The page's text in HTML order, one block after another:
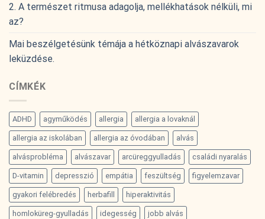
2. A természet ritmusa adagolja, mellékhatások nélküli, mi
az?
Mai beszélgetésünk témája a hétköznapi alvászavarok
leküzdése.
CÍMKÉK
ADHD agyműködés allergia allergia a lovaknál
allergia az iskolában allergia az óvodában alvás
alvásprobléma alvászavar arcüreggyulladás családi nyaralás
D-vitamin depresszió empátia feszültség figyelemzavar
gyakori felébredés herbafill hiperaktivitás
homloküreg-gyulladás idegesség jobb alvás